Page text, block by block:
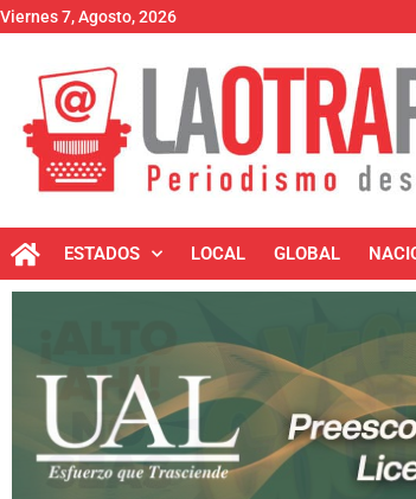
Viernes 7, Agosto, 2026
ESTADOS LOCAL GLOBAL